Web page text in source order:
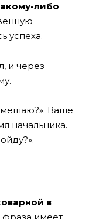
либо
успеха.
и через
Ваше
начальника.
в